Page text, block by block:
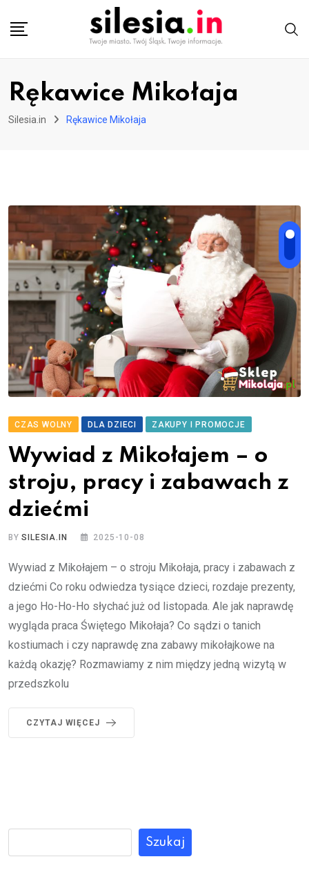
Rękawice Mikołaja
Silesia.in Rękawice Mikołaja
CZAS WOLNY DLA DZIECI ZAKUPY I PROMOCJE
Wywiad z Mikołajem – o
stroju, pracy i zabawach z
dziećmi
BYSILESIA.IN 2025-10-08
Wywiad z Mikołajem – o stroju Mikołaja, pracy i zabawach z
dziećmi Co roku odwiedza tysiące dzieci, rozdaje prezenty,
a jego Ho-Ho-Ho słychać już od listopada. Ale jak naprawdę
wygląda praca Świętego Mikołaja? Co sądzi o tanich
kostiumach i czy naprawdę zna zabawy mikołajkowe na
każdą okazję? Rozmawiamy z nim między jedną wizytą w
przedszkolu
CZYTAJ WIĘCEJ
Szukaj